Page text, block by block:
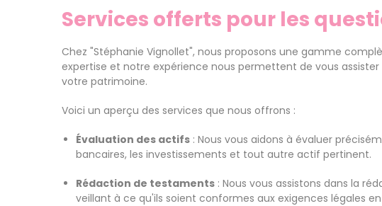
Services offerts pour les
Chez "Stéphanie Vignollet", nous proposons une gamme
expertise et notre expérience nous permettent de vous
votre patrimoine.
Voici un aperçu des services que nous offrons :
Évaluation des actifs : Nous vous aidons à évaluer
bancaires, les investissements et tout autre actif pertinent.
Rédaction de testaments : Nous vous assistons dans la
veillant à ce qu'ils soient conformes aux exigences légales